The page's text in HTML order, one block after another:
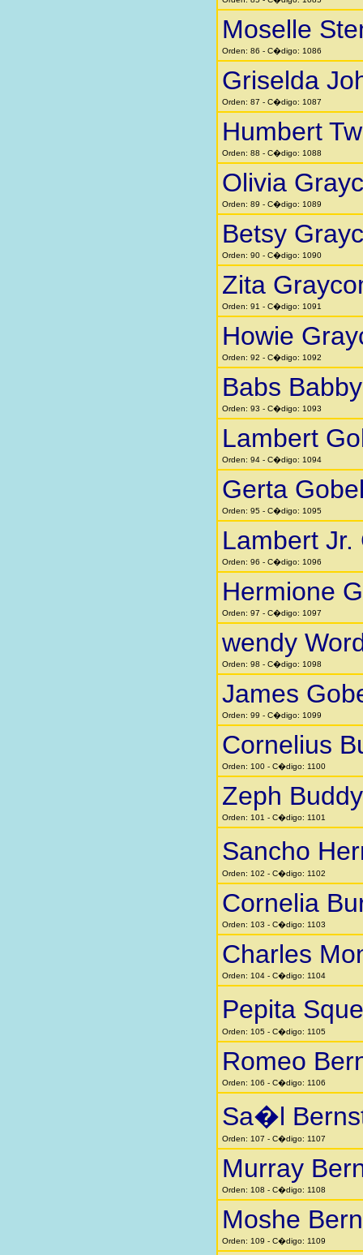
Moselle
Orden: 86 - C�digo: 1086
Griselda
Orden: 87 - C�digo: 1087
Humbert
Orden: 88 - C�digo: 1088
Olivia
Orden: 89 - C�digo: 1089
Betsy
Orden: 90 - C�digo: 1090
Zita
Orden: 91 - C�digo: 1091
Howie
Orden: 92 - C�digo: 1092
Babs
Orden: 93 - C�digo: 1093
Lambert
Orden: 94 - C�digo: 1094
Gerta
Orden: 95 - C�digo: 1095
Lambert Jr.
Orden: 96 - C�digo: 1096
Hermione
Orden: 97 - C�digo: 1097
wendy
Orden: 98 - C�digo: 1098
James
Orden: 99 - C�digo: 1099
Cornelius
Orden: 100 - C�digo: 1100
Zeph
Orden: 101 - C�digo: 1101
Sancho
Orden: 102 - C�digo: 1102
Cornelia
Orden: 103 - C�digo: 1103
Charles
Orden: 104 - C�digo: 1104
Pepita
Orden: 105 - C�digo: 1105
Romeo
Orden: 106 - C�digo: 1106
Sa�l
Orden: 107 - C�digo: 1107
Murray
Orden: 108 - C�digo: 1108
Moshe
Orden: 109 - C�digo: 1109